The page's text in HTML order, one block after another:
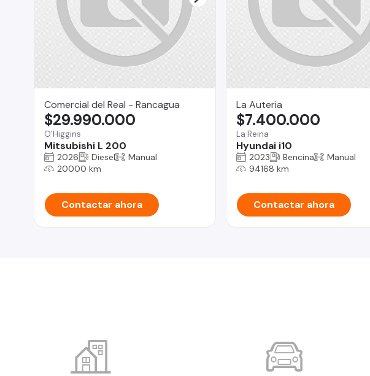
Comercial del Real - Rancagua
O'Higgins
Mitsubishi L 200
$29.990.000
2026 Diesel
Manual
20000 km
Contactar ahora
La Auteria
La Reina
Hyundai i10
$7.400.000
2023 Bencina
Manual
94168 km
Contactar ahora